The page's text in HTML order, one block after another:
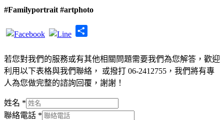
#Familyportrait #artphoto
若您對我們的服務或有其他相關問題需要我們為您解答，歡迎
利用以下表格與我們聯絡， 或撥打 06-2412755，我們將有專
人為您做完整的諮詢回覆，謝謝！
姓名 *
聯絡電話 *